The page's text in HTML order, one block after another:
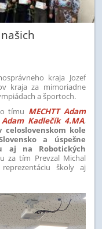
kraja Jozef
kraja za mimoriadne
a športoch.
tímu MECHTT Adam
Kadlečík 4.MA,
kole
a úspešne
aj na Robotických
za tím Prevzal Michal
školy aj